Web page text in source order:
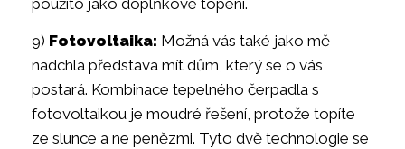
9) Fotovoltaika: Možná vás také jako mě
nadchla představa mít dům, který se o vás
postará. Kombinace tepelného čerpadla s
fotovoltaikou je moudré řešení, protože topíte
ze slunce a ne penězmi. Tyto dvě technologie se